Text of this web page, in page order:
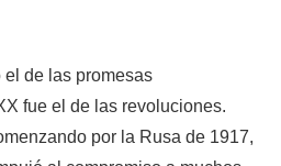
de las promesas
fue el de las revoluciones.
por la Rusa de 1917,